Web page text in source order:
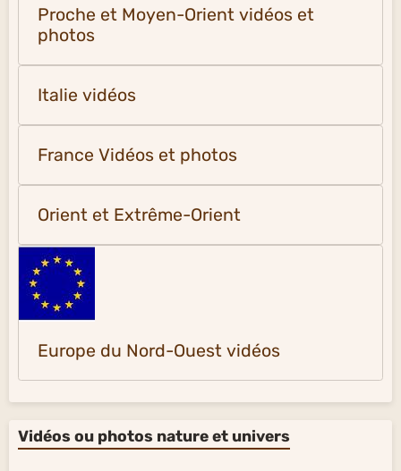
Proche et Moyen-Orient vidéos et
photos
Italie vidéos
France Vidéos et photos